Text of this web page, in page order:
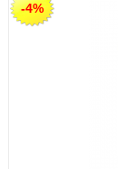
-4%